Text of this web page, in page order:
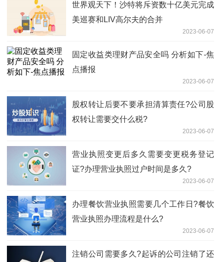
世界观天下！沙特将斥资数十亿美元完成
美巡赛和LIV高尔夫的合并
2023-06-07
固定收益类理财产品安全吗 分析如下-焦
点播报
2023-06-07
股权转让后要不要承担清算责任?公司股
权转让需要交什么税?
2023-06-07
营业执照变更后多久需要变更税务登记
证?办理营业执照过户时间是多久?
2023-06-07
办理餐饮营业执照需要几个工作日?餐饮
营业执照办理流程是什么?
2023-06-07
注销公司需要多久?起诉的公司注销了还